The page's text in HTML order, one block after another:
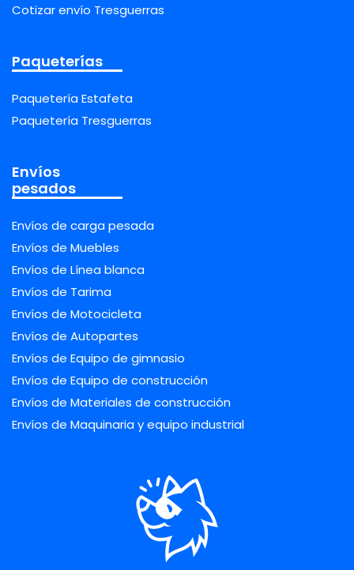
Cotizar envío Tresguerras
Paqueterías
Paquetería Estafeta
Paquetería Tresguerras
Envíos
pesados
Envíos de carga pesada
Envíos de Muebles
Envíos de Línea blanca
Envíos de Tarima
Envíos de Motocicleta
Envíos de Autopartes
Envíos de Equipo de gimnasio
Envíos de Equipo de construcción
Envíos de Materiales de construcción
Envíos de Maquinaria y equipo industrial